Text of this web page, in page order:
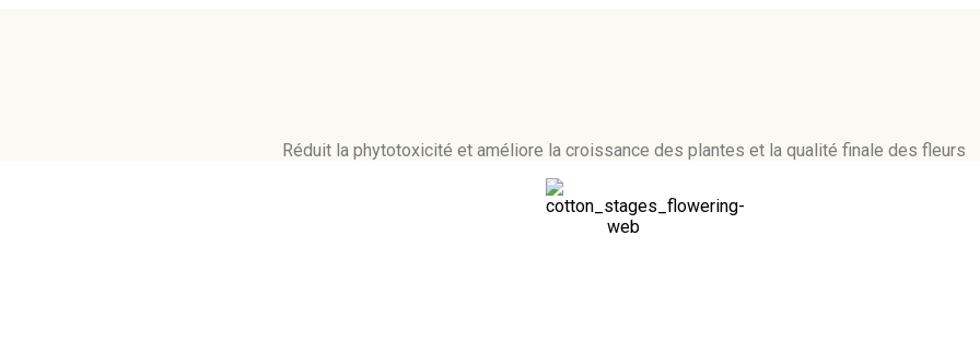
Réduit la phytotoxicité et améliore la croissance des plantes et la qualité finale des fleurs